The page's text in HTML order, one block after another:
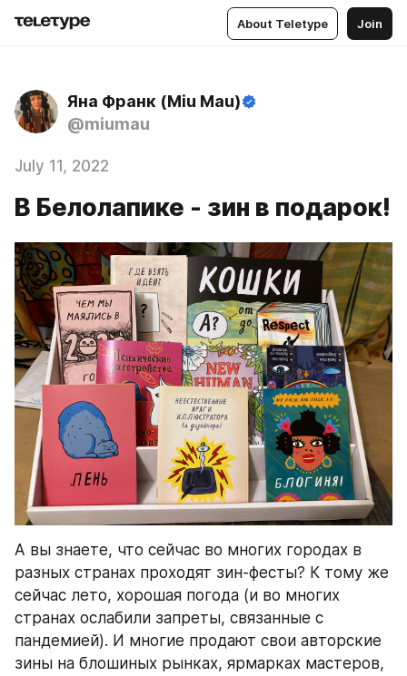
About Teletype Join
Яна Франк (Miu Mau)
@miumau
July 11, 2022
В Белолапике - зин в подарок!
А вы знаете, что сейчас во многих городах в
разных странах проходят зин-фесты? К тому же
сейчас лето, хорошая погода (и во многих
странах ослабили запреты, связанные с
пандемией). И многие продают свои авторские
зины на блошиных рынках, ярмарках мастеров,